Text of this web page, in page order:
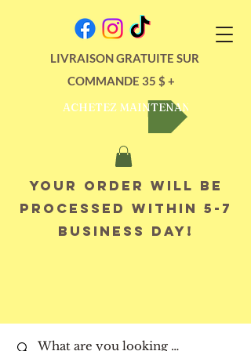
LIVRAISON GRATUITE SUR
COMMANDE 35 $ +
ACHETEZ MAINTENANT
Your order will be
processed within 5-7
business day!